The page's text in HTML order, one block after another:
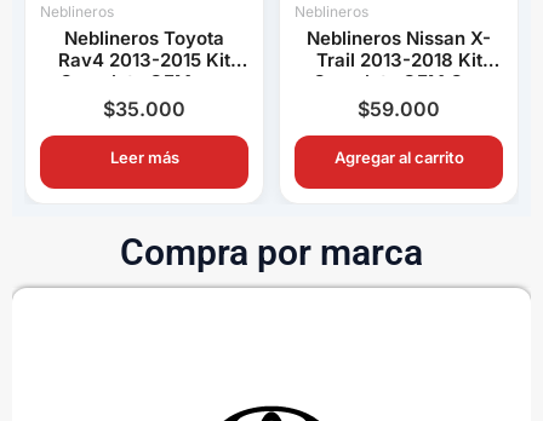
Neblineros
Neblineros Toyota
Rav4 2013-2015 Kit
Completo OEM con
Ampolletas H11
$35.000
Leer más
Neblineros
Neblineros Nissan X-
Trail 2013-2018 Kit
Completo OEM Con
Switch y Relay
$59.000
Agregar al carrito
Compra por marca